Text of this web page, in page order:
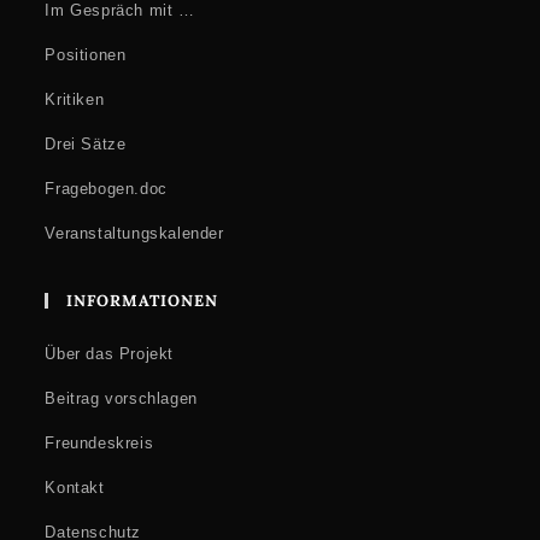
gebeten
beisophie.koenig@fu-berlin.de
Im Gespräch mit …
Positionen
Kritiken
Drei Sätze
Fragebogen.doc
Veranstaltungskalender
INFORMATIONEN
Über das Projekt
Beitrag vorschlagen
Freundeskreis
Kontakt
Datenschutz